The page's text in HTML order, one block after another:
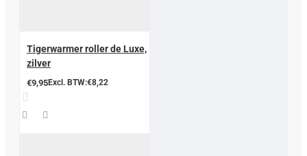
Tigerwarmer roller de Luxe,
zilver
€9,95Excl. BTW:€8,22